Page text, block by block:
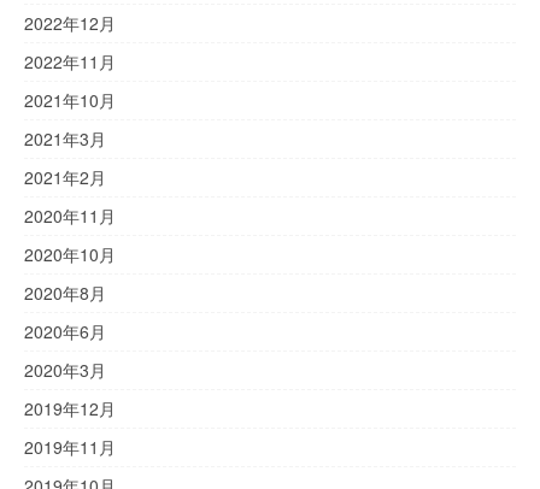
2022年12月
2022年11月
2021年10月
2021年3月
2021年2月
2020年11月
2020年10月
2020年8月
2020年6月
2020年3月
2019年12月
2019年11月